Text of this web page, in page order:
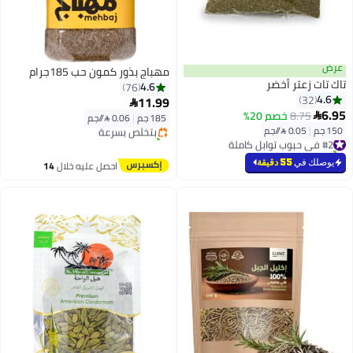
عرض
تاك تات زعتر أخضر
4.6
32
6.95
8.75خصم 20%
150 جم | #2 في حبوب توابل كاملة
تم بيع +90 مؤخرًا
#2 في حبوب توابل كاملة
يوصلك في55 دقيقة
مهباج بذور كمون حب 185جرام
4.6
76
11.99
185 جم |
#3 في حبوب توابل كاملة
توصيل مجاني
بتخلّص بسرعة
تم بيع +80 مؤخرًا
احصل عليه خلال14